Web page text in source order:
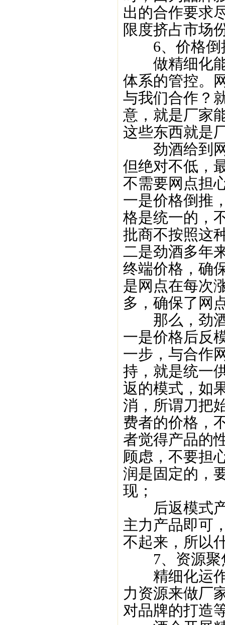
出的合作要求
限度挤占市场
6、价格倒
做精细化能
体系的管控。
与我们合作？
意，就是厂家
这些东西就是
劲酒给到网
但绝对不低，
不需要网点担
一是价格倒推
格是统一的，
批商不按照这
二是劲酒多年
终端价格，确
是网点在每次
多，确保了网
那么，劲酒
一是价格后反
一步，与合作
持，就是统一
返的模式，如
消，所谓刀把
费者的价格，
者觉得产品的
顾虑，不要担
润是固定的，
现；
后返模式产
主力产品即可
不起来，所以
7、资源聚
精细化运作
力资源来做厂
对品牌的打造